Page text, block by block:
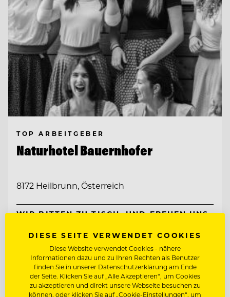
TOP ARBEITGEBER
Naturhotel Bauernhofer
8172 Heilbrunn, Österreich
WIR BITTEN ZU TISCH. UND FREUEN UNS
RESTAURANTLEITUNG STELLVERTRETUNG
Entdecke alle Jobs
DIESE SEITE VERWENDET COOKIES
Diese Website verwendet Cookies - nähere
Informationen dazu und zu Ihren Rechten als Benutzer
finden Sie in unserer Datenschutzerklärung am Ende
der Seite. Klicken Sie auf „Alle Akzeptieren“, um Cookies
zu akzeptieren und direkt unsere Webseite besuchen zu
können, oder klicken Sie auf „Cookie-Einstellungen“, um